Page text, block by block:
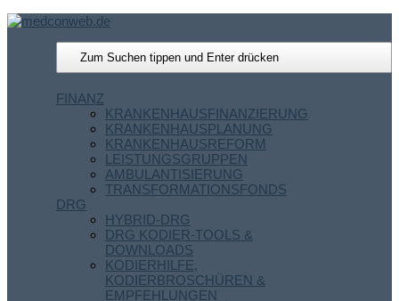
FINANZ
KRANKENHAUSFINANZIERUNG
KRANKENHAUSPLANUNG
KRANKENHAUSREFORM
LEISTUNGSGRUPPEN
AMBULANTISIERUNG
TRANSFORMATIONSFONDS
DRG
HYBRID-DRG
DRG KODIER-TOOLS &
DOWNLOADS
KODIERHILFE,
KODIERBROSCHÜREN &
EMPFEHLUNGEN